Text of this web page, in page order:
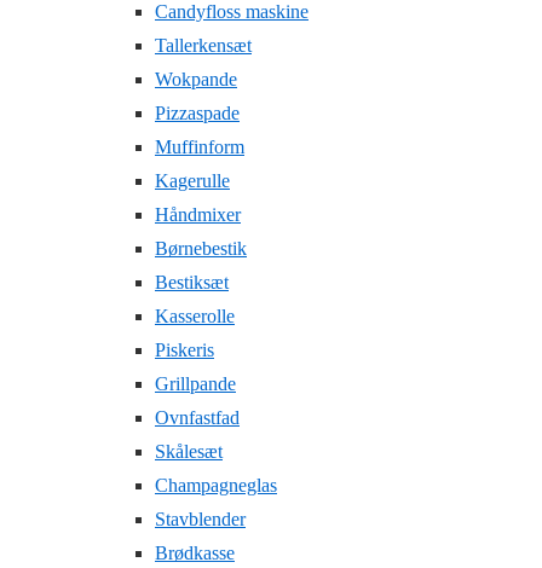
Candyfloss maskine
Tallerkensæt
Wokpande
Pizzaspade
Muffinform
Kagerulle
Håndmixer
Børnebestik
Bestiksæt
Kasserolle
Piskeris
Grillpande
Ovnfastfad
Skålesæt
Champagneglas
Stavblender
Brødkasse